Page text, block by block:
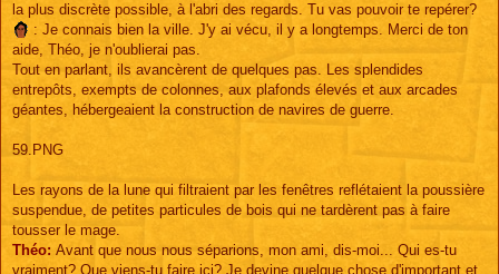
la plus discrète possible, à l'abri des regards. Tu vas pouvoir te repérer?
: Je connais bien la ville. J'y ai vécu, il y a longtemps. Merci de ton
aide, Théo, je n'oublierai pas.
Tout en parlant, ils avancèrent de quelques pas. Les splendides
entrepôts, exempts de colonnes, aux plafonds élevés et aux arcades
géantes, hébergeaient la construction de navires de guerre.
59.PNG
Les rayons de la lune qui filtraient par les fenêtres reflétaient la poussière
suspendue, de petites particules de bois qui ne tardèrent pas à faire
tousser le mage.
Théo: Avant que nous nous séparions, mon ami, dis-moi... Qui es-tu
vraiment? Que viens-tu faire ici? Je devine quelque chose d'important et